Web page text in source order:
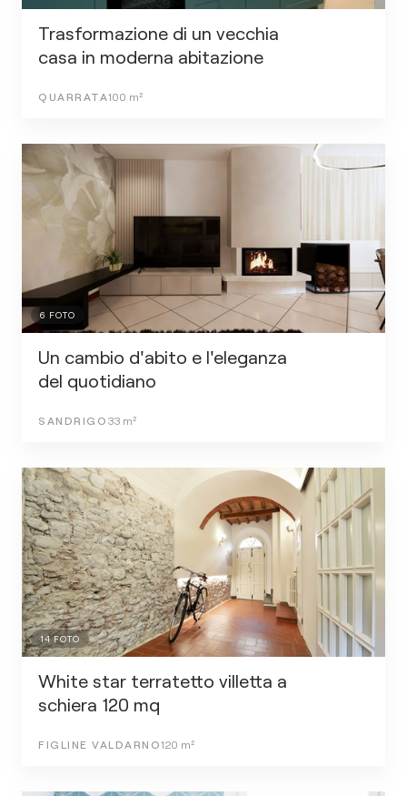
Trasformazione di un vecchia
casa in moderna abitazione
QUARRATA100 m²
6 FOTO
Un cambio d'abito e l'eleganza
del quotidiano
SANDRIGO 33 m²
14FOTO
White star terratetto villetta a
schiera 120 mq
FIGLINE VALDARNO120 m²